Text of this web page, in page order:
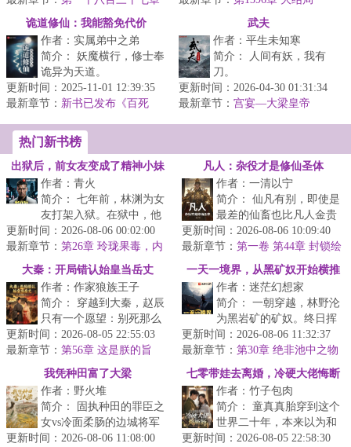
大结局
诡道修仙：我能豁免代价
作者：实属弟中之弟
简介： 妖魔横行，修士奉
诡异为天道。
凡人想要得以修行，须挖
更新时间：2025-11-01 12:39:35
最新章节： 新书已发布《百死
武夫
作者：平生未知寒
简介： 人间有妖，我有
刀。
更新时间：2026-04-30 01:31:34
最新章节： 宫宴—大梁皇帝
热门新书榜
出狱后，前女友变成了精神小妹
作者：青火
简介： 七年前，林渊为女
友打架入狱。在狱中，他
幸得一奇人收徒，学得一
身好武医，同时得知自己
天...
更新时间：2026-08-06 00:02:00
最新章节： 第26章 玲珑果毒，内
气疗法
凡人：杂役才是修仙圣体
作者：一清以宁
简介： 仙凡有别，即使是
最差的仙畜也比凡人金贵
万分。一道天资不凡的命
格为姜渊跨越仙凡天堑搭
路...
更新时间：2026-08-06 10:09:40
最新章节： 第一卷 第44章 封锁绘
法阁
大秦：开局错认始皇当岳丈
作者：作家狼族王子
简介： 穿越到大秦，赵辰
只有一个愿望：别死那么
早。结果相亲翻车，错把
千古一帝当老丈人，一顿
操...
更新时间：2026-08-05 22:55:03
最新章节： 第56章 这是朕的旨
一天一境界，从黑矿奴开始横推
作者：迷茫幻想家
简介： 一朝穿越，林野沦
为黑岩矿的矿奴。终日挥
镐不见天日，靠狗都不吃
黑窝头苟活。
<...
更新时间：2026-08-06 11:32:37
最新章节： 第30章 绝非池中之物
我凭种田富了大梁
作者：野火堆
简介： 固执种田的罪臣之
女vs冷面柔肠的边城将军
传统农耕文明的土地分配
更新时间：2026-08-06 11:08:00
七零带娃去离婚，冷硬大佬悔断
肠
作者：竹子包肉
简介： 童真真胎穿到这个
世界二十年，本来以为和
司闻之在一起是两情相
更新时间：2026-08-05 22:58:30